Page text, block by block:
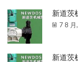
新道茨
7 8
新道茨